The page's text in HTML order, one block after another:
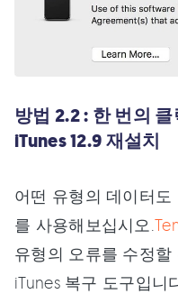
방법 2.2 : 한 번의
iTunes 12.9 재설치
어떤 유형의 데이터도
를 사용해보십시오.
유형의 오류를 수정
iTunes 복구 도구입니